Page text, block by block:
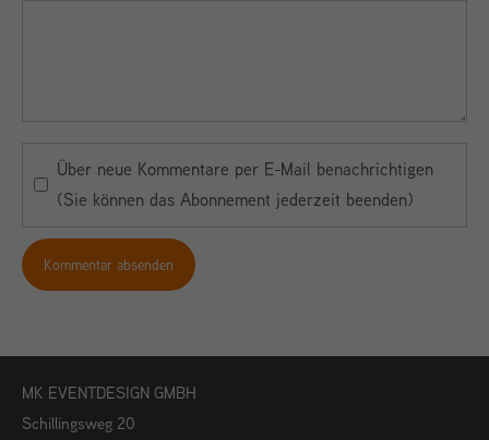
Über neue Kommentare per E-Mail benachrichtigen
(Sie können das Abonnement jederzeit beenden)
Kommentar absenden
MK EVENTDESIGN GMBH
Schillingsweg 20